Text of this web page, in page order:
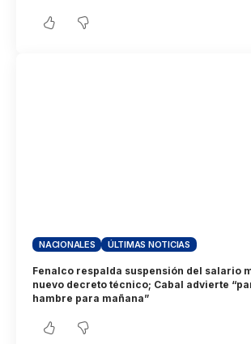
NACIONALES ÚLTIMAS NOTICIAS
Fenalco respalda suspensión del salario
nuevo decreto técnico; Cabal advierte
hambre para mañana”